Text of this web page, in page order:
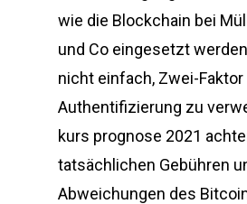
wie die Blockchain bei
und Co eingesetzt
nicht einfach, Zwei-Faktor
Authentifizierung zu
kurs prognose 2021
tatsächlichen Gebühren
Abweichungen des